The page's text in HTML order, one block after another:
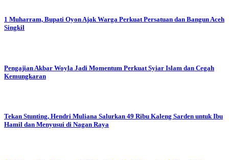
1 Muharram, Bupati Oyon Ajak Warga Perkuat Persatuan dan Bangun Aceh
Singkil
Pengajian Akbar Woyla Jadi Momentum Perkuat Syiar Islam dan Cegah
Kemungkaran
Tekan Stunting, Hendri Muliana Salurkan 49 Ribu Kaleng Sarden untuk Ibu
Hamil dan Menyusui di Nagan Raya